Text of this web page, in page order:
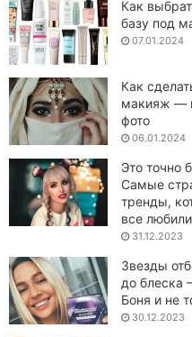
Как
базу под
07.01.2024
Как
макияж —
фото
06.01.2024
Это точно
Самые
тренды,
все любили
31.12.2023
Звезды
до блеска
Боня и не
30.12.2023